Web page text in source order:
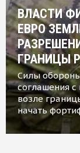
ВЛАСТИ
ЕВРО
ГРАНИЦЫ
Силы
соглашения
возле
начать